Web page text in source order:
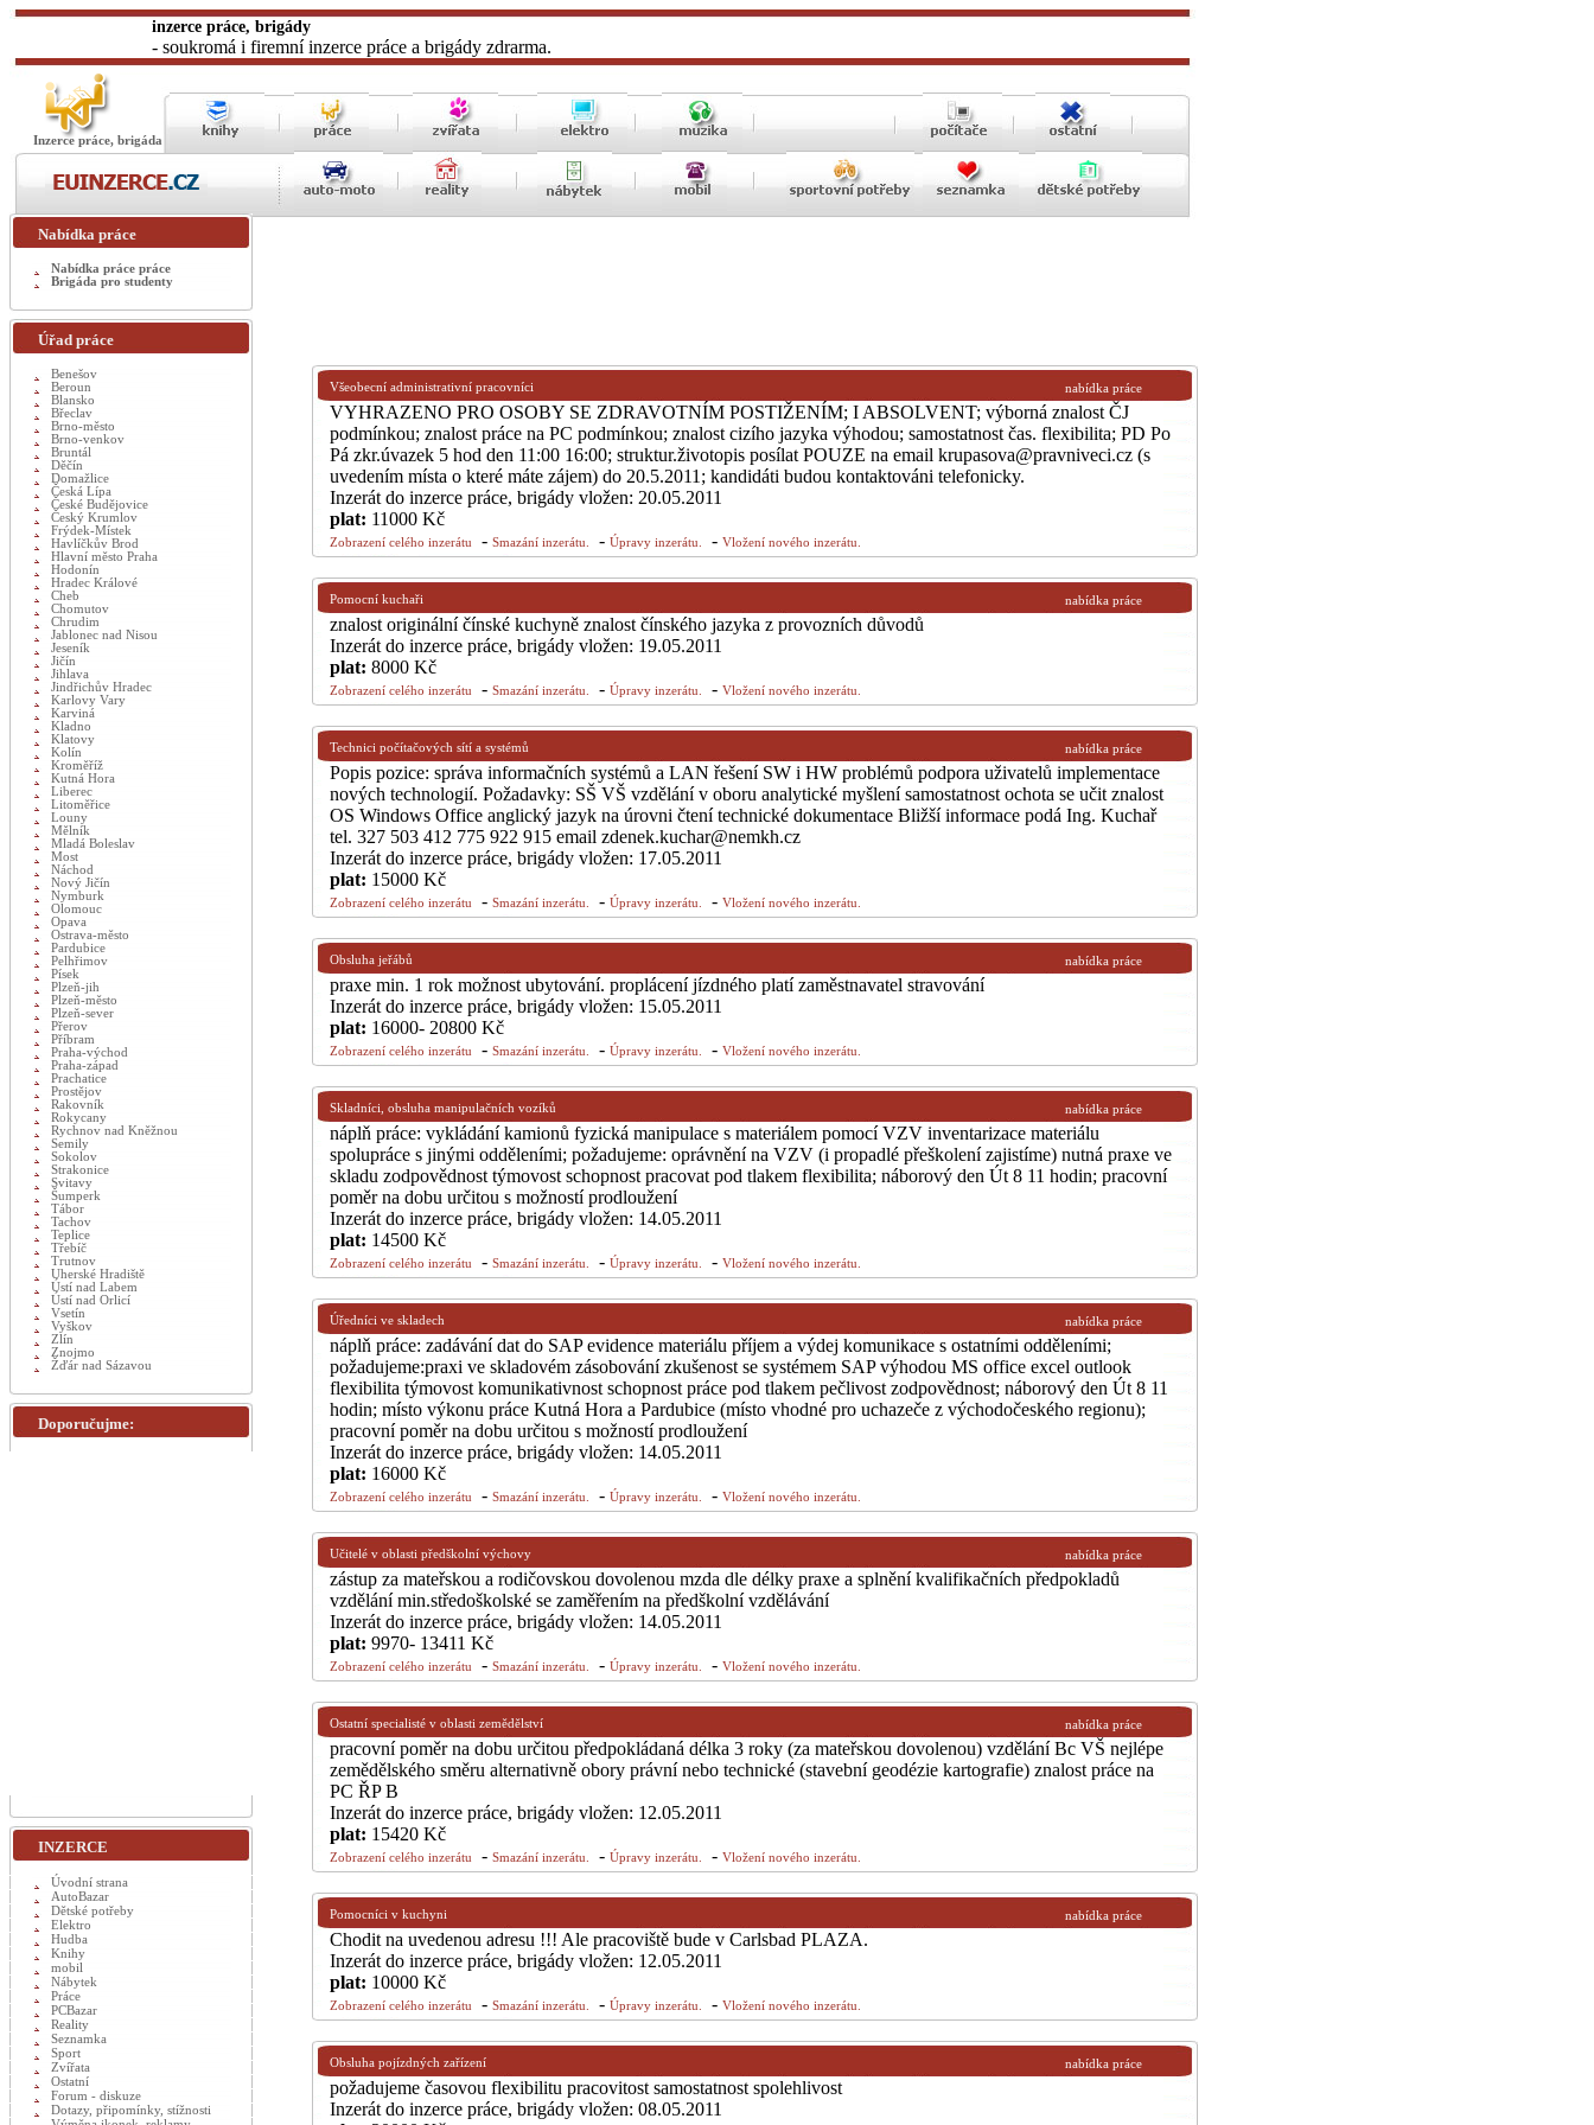
inzerce práce, brigády
- soukromá i firemní inzerce práce a brigády zdrarma.
Inzerce práce, brigáda
Všeobecní administrativní pracovníci nabídka práce
VYHRAZENO PRO OSOBY SE ZDRAVOTNÍM POSTIŽENÍM; I ABSOLVENT; výborná znalost ČJ
podmínkou; znalost práce na PC podmínkou; znalost cizího jazyka výhodou; samostatnost čas. flexibilita; PD Po
Pá zkr.úvazek 5 hod den 11:00 16:00; struktur.životopis posílat POUZE na email krupasova@pravniveci.cz (s
uvedením místa o které máte zájem) do 20.5.2011; kandidáti budou kontaktováni telefonicky.
Inzerát do inzerce práce, brigády vložen: 20.05.2011
plat: 11000 Kč
Zobrazení celého inzerátu - Smazání inzerátu. - Úpravy inzerátu. - Vložení nového inzerátu.
Pomocní kuchaři nabídka práce
znalost originální čínské kuchyně znalost čínského jazyka z provozních důvodů
Inzerát do inzerce práce, brigády vložen: 19.05.2011
plat: 8000 Kč
Zobrazení celého inzerátu - Smazání inzerátu. - Úpravy inzerátu. - Vložení nového inzerátu.
Technici počítačových sítí a systémů nabídka práce
Popis pozice: správa informačních systémů a LAN řešení SW i HW problémů podpora uživatelů implementace
nových technologií. Požadavky: SŠ VŠ vzdělání v oboru analytické myšlení samostatnost ochota se učit znalost
OS Windows Office anglický jazyk na úrovni čtení technické dokumentace Bližší informace podá Ing. Kuchař
tel. 327 503 412 775 922 915 email zdenek.kuchar@nemkh.cz
Inzerát do inzerce práce, brigády vložen: 17.05.2011
plat: 15000 Kč
Zobrazení celého inzerátu - Smazání inzerátu. - Úpravy inzerátu. - Vložení nového inzerátu.
Obsluha jeřábů nabídka práce
praxe min. 1 rok možnost ubytování. proplácení jízdného platí zaměstnavatel stravování
Inzerát do inzerce práce, brigády vložen: 15.05.2011
plat: 16000- 20800 Kč
Zobrazení celého inzerátu - Smazání inzerátu. - Úpravy inzerátu. - Vložení nového inzerátu.
Skladníci, obsluha manipulačních vozíků nabídka práce
náplň práce: vykládání kamionů fyzická manipulace s materiálem pomocí VZV inventarizace materiálu
spolupráce s jinými odděleními; požadujeme: oprávnění na VZV (i propadlé přeškolení zajistíme) nutná praxe ve
skladu zodpovědnost týmovost schopnost pracovat pod tlakem flexibilita; náborový den Út 8 11 hodin; pracovní
poměr na dobu určitou s možností prodloužení
Inzerát do inzerce práce, brigády vložen: 14.05.2011
plat: 14500 Kč
Zobrazení celého inzerátu - Smazání inzerátu. - Úpravy inzerátu. - Vložení nového inzerátu.
Úředníci ve skladech nabídka práce
náplň práce: zadávání dat do SAP evidence materiálu příjem a výdej komunikace s ostatními odděleními;
požadujeme:praxi ve skladovém zásobování zkušenost se systémem SAP výhodou MS office excel outlook
flexibilita týmovost komunikativnost schopnost práce pod tlakem pečlivost zodpovědnost; náborový den Út 8 11
hodin; místo výkonu práce Kutná Hora a Pardubice (místo vhodné pro uchazeče z východočeského regionu);
pracovní poměr na dobu určitou s možností prodloužení
Inzerát do inzerce práce, brigády vložen: 14.05.2011
plat: 16000 Kč
Zobrazení celého inzerátu - Smazání inzerátu. - Úpravy inzerátu. - Vložení nového inzerátu.
Učitelé v oblasti předškolní výchovy nabídka práce
zástup za mateřskou a rodičovskou dovolenou mzda dle délky praxe a splnění kvalifikačních předpokladů
vzdělání min.středoškolské se zaměřením na předškolní vzdělávání
Inzerát do inzerce práce, brigády vložen: 14.05.2011
plat: 9970- 13411 Kč
Zobrazení celého inzerátu - Smazání inzerátu. - Úpravy inzerátu. - Vložení nového inzerátu.
Ostatní specialisté v oblasti zemědělství nabídka práce
pracovní poměr na dobu určitou předpokládaná délka 3 roky (za mateřskou dovolenou) vzdělání Bc VŠ nejlépe
zemědělského směru alternativně obory právní nebo technické (stavební geodézie kartografie) znalost práce na
PC ŘP B
Inzerát do inzerce práce, brigády vložen: 12.05.2011
plat: 15420 Kč
Zobrazení celého inzerátu - Smazání inzerátu. - Úpravy inzerátu. - Vložení nového inzerátu.
Pomocníci v kuchyni nabídka práce
Chodit na uvedenou adresu !!! Ale pracoviště bude v Carlsbad PLAZA.
Inzerát do inzerce práce, brigády vložen: 12.05.2011
plat: 10000 Kč
Zobrazení celého inzerátu - Smazání inzerátu. - Úpravy inzerátu. - Vložení nového inzerátu.
Obsluha pojízdných zařízení nabídka práce
požadujeme časovou flexibilitu pracovitost samostatnost spolehlivost
Inzerát do inzerce práce, brigády vložen: 08.05.2011
Nabídka práce
Nabídka práce práce
Brigáda pro studenty
Úřad práce
Benešov
Beroun
Blansko
Břeclav
Brno-město
Brno-venkov
Bruntál
Děčín
Domažlice
Česká Lípa
České Budějovice
Český Krumlov
Frýdek-Místek
Havlíčkův Brod
Hlavní město Praha
Hodonín
Hradec Králové
Cheb
Chomutov
Chrudim
Jablonec nad Nisou
Jeseník
Jičín
Jihlava
Jindřichův Hradec
Karlovy Vary
Karviná
Kladno
Klatovy
Kolín
Kroměříž
Kutná Hora
Liberec
Litoměřice
Louny
Mělník
Mladá Boleslav
Most
Náchod
Nový Jičín
Nymburk
Olomouc
Opava
Ostrava-město
Pardubice
Pelhřimov
Písek
Plzeň-jih
Plzeň-město
Plzeň-sever
Přerov
Příbram
Praha-východ
Praha-západ
Prachatice
Prostějov
Rakovník
Rokycany
Rychnov nad Kněžnou
Semily
Sokolov
Strakonice
Svitavy
Šumperk
Tábor
Tachov
Teplice
Třebíč
Trutnov
Uherské Hradiště
Ústí nad Labem
Ústí nad Orlicí
Vsetín
Vyškov
Zlín
Znojmo
Žďár nad Sázavou
Doporučujme:
INZERCE
Úvodní strana
AutoBazar
Dětské potřeby
Elektro
Hudba
Knihy
mobil
Nábytek
Práce
PCBazar
Reality
Seznamka
Sport
Zvířata
Ostatní
Forum - diskuze
Dotazy, připomínky, stížnosti